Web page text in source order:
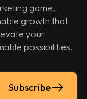
game,
growth that
your
possibilities.
Subscribe